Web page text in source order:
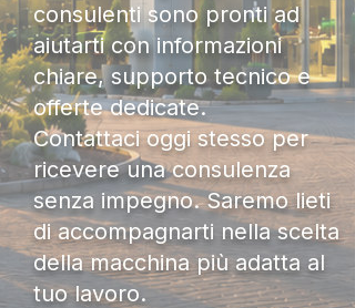
consulenti sono pronti ad
aiutarti con informazioni
chiare, supporto tecnico e
offerte dedicate.
Contattaci oggi stesso per
ricevere una consulenza
senza impegno. Saremo lieti
di accompagnarti nella scelta
della macchina più adatta al
tuo lavoro.